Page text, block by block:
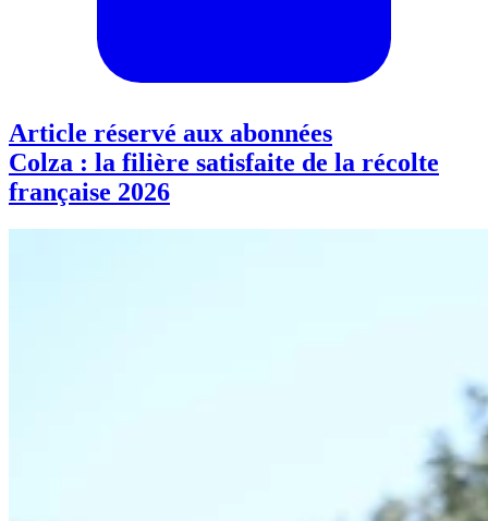
Article réservé aux abonnées
Colza : la filière satisfaite de la récolte
française 2026